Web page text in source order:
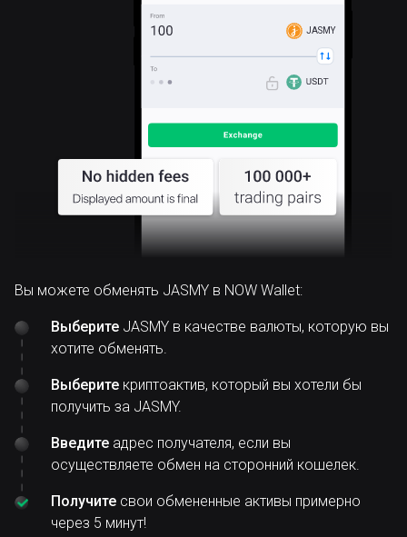
JASMY
Вы можете обменять JASMY в NOW Wallet:
Выберите JASMY в качестве валюты, которую вы
хотите обменять.
Выберите криптоактив, который вы хотели бы
получить за JASMY.
Введите адрес получателя, если вы
осуществляете обмен на сторонний кошелек.
Получите свои обмененные активы примерно
через 5 минут!